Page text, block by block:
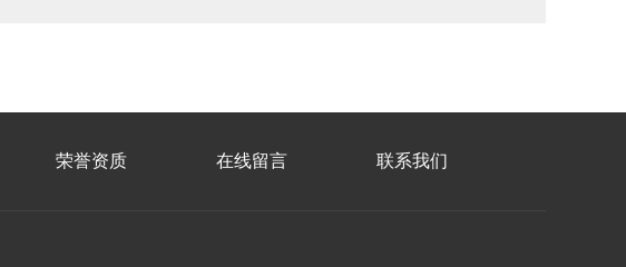
荣誉资质 在线留言 联系我们